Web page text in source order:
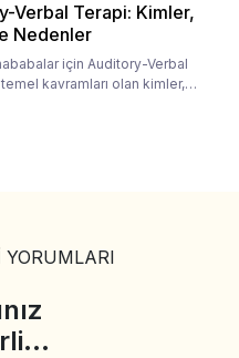
Verbal Terapi: Kimler,
Nedenler
için Auditory-Verbal
kavramları olan kimler,
YORUMLARI